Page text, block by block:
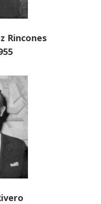
Rincones